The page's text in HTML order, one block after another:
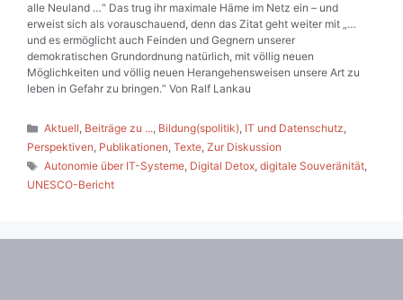
alle Neuland …“ Das trug ihr maximale Häme im Netz ein – und
erweist sich als vorauschauend, denn das Zitat geht weiter mit „…
und es ermöglicht auch Feinden und Gegnern unserer
demokratischen Grundordnung natürlich, mit völlig neuen
Möglichkeiten und völlig neuen Herangehensweisen unsere Art zu
leben in Gefahr zu bringen.“ Von Ralf Lankau
Kategorien
Aktuell, Beiträge zu ..., Bildung(spolitik), IT und Datenschutz,
Perspektiven, Publikationen, Texte, Zur Diskussion
Schlagwörter
Autonomie über IT-Systeme, Digital Detox,digitale Souveränität,
UNESCO-Bericht